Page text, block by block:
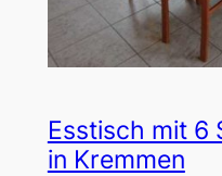
Esstisch mit 6
in Kremmen